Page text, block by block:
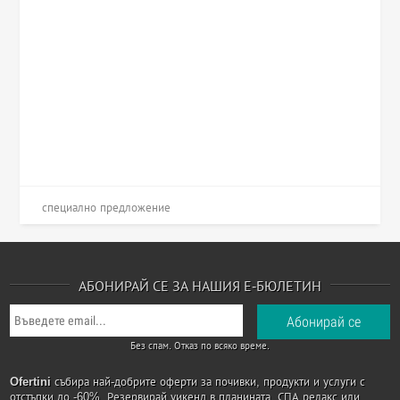
специално предложение
АБОНИРАЙ СЕ ЗА НАШИЯ Е-БЮЛЕТИН
Без спам. Отказ по всяко време.
Ofertini събира най-добрите оферти за почивки, продукти и услуги с
отстъпки до -60%. Резервирай уикенд в планината, СПА релакс или